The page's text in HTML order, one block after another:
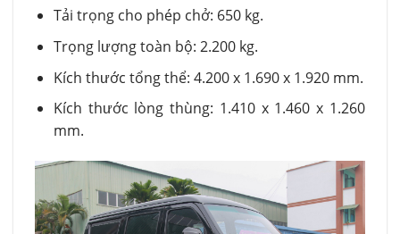
Tải trọng cho phép chở: 650 kg.
Trọng lượng toàn bộ: 2.200 kg.
Kích thước tổng thể: 4.200 x 1.690 x 1.920 mm.
Kích thước lòng thùng: 1.410 x 1.460 x 1.260
mm.